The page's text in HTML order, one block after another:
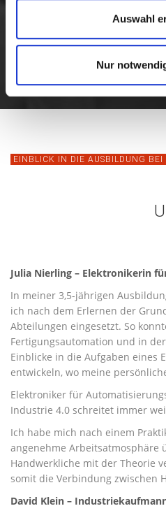
Auswahl
Nur
EINBLICK IN DIE AUSBILDUNG BEI
Julia Nierling – Elektronikerin
In meiner 3,5-jährigen
ich nach dem Erlernen der
Abteilungen eingesetzt. So
Fertigungsautomation und in
Einblicke in die Aufgaben eines
entwickeln, wo meine
Elektroniker für
Industrie 4.0 schreitet immer
Ich habe mich nach einem
angenehme Arbeitsatmosphäre
Handwerkliche mit der Theorie
somit die Verbindung zwischen
David Klein –